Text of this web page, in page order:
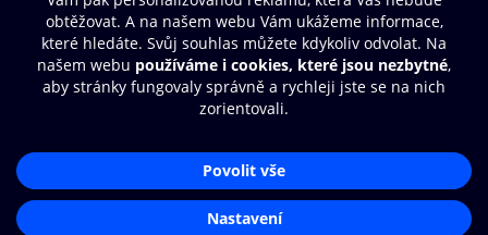
Další zábava
© O2 Czech Republic a.s.
Zásady zpracování osobních údajůAplikace O2 Knihovna
Čti a poslouchej své e-knihy a